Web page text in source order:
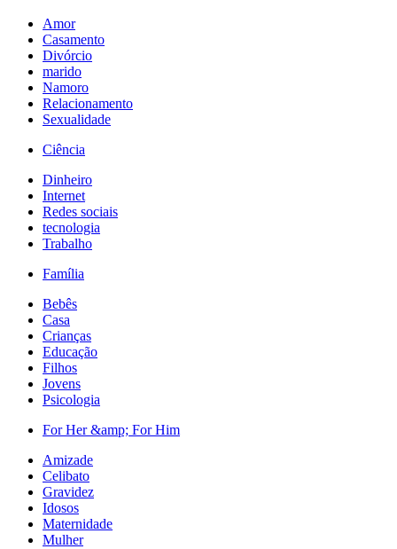
Amor
Casamento
Divórcio
marido
Namoro
Relacionamento
Sexualidade
Ciência
Dinheiro
Internet
Redes sociais
tecnologia
Trabalho
Família
Bebês
Casa
Crianças
Educação
Filhos
Jovens
Psicologia
For Her &amp; For Him
Amizade
Celibato
Gravidez
Idosos
Maternidade
Mulher